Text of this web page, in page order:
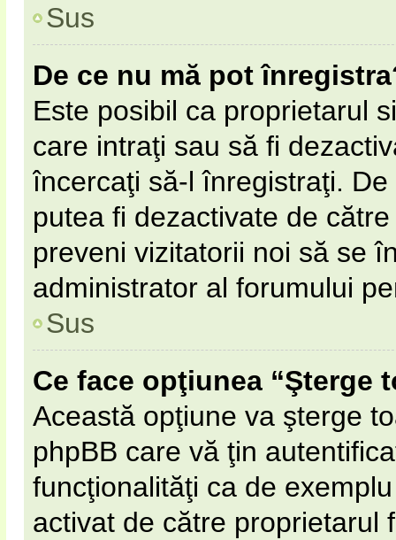
Sus
De ce nu mă pot
Este posibil ca proprietarul
care intraţi sau să fi
încercaţi să-l înregistraţi.
putea fi dezactivate de
preveni vizitatorii noi să se
administrator al forumului
Sus
Ce face opţiunea “Şterge
Această opţiune va şterge
phpBB care vă ţin
funcţionalităţi ca de
activat de către proprietarul